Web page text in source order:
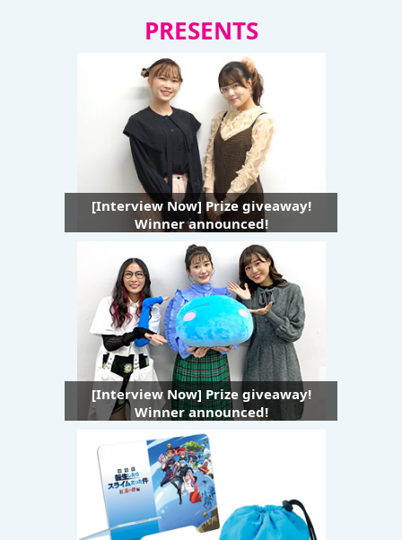
PRESENTS
[Interview Now] Prize giveaway!
Winner announced!
[Interview Now] Prize giveaway!
Winner announced!